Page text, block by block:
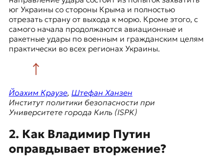
т
е
юг Украины со стороны Крыма и полностью
отрезать страну от выхода к морю. Кроме этого, с
самого начала продолжаются авиационные и
ракетные удары по военным и гражданским целям
практически во всех регионах Украины.
Йоахим Краузе, Штефан Ханзен
Институт политики безопасности при
Университете города Киль (ISPK)
2. Как Владимир Путин
оправдывает вторжение?